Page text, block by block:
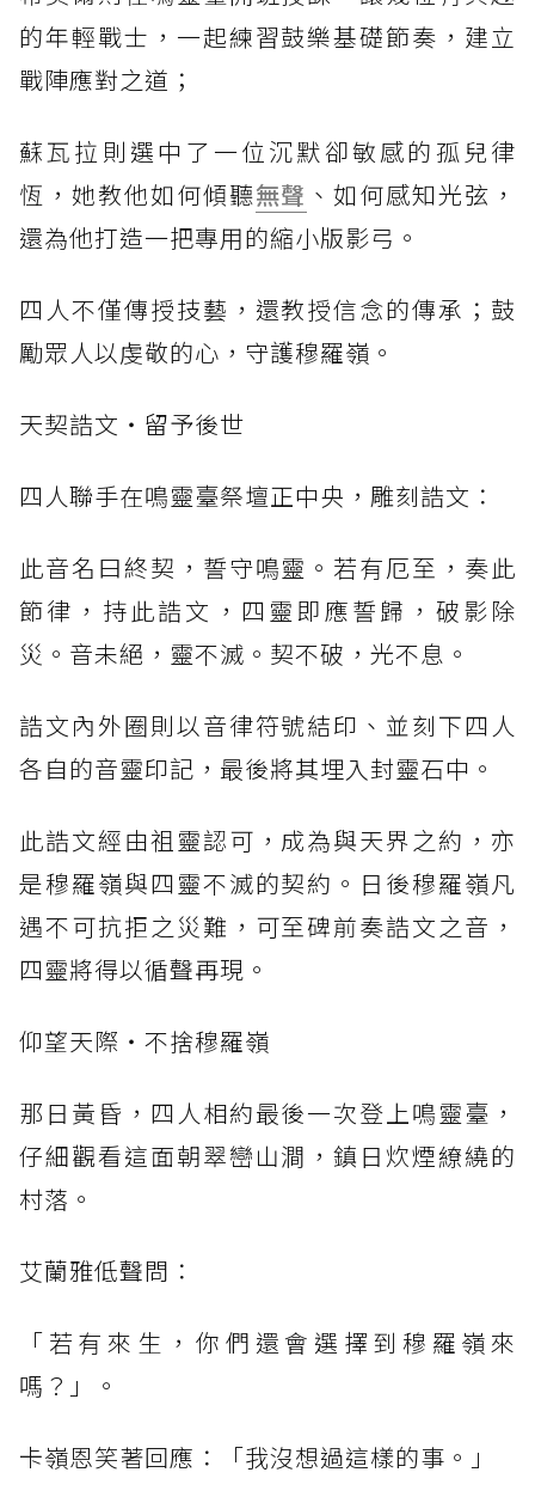
的年輕戰士，一起練習鼓樂基礎節奏，建立
戰陣應對之道；
蘇瓦拉則選中了一位沉默卻敏感的孤兒律
恆，她教他如何傾聽無聲 、如何感知光弦，
還為他打造一把專用的縮小版影弓。
四人不僅傳授技藝，還教授信念的傳承；鼓
勵眾人以虔敬的心，守護穆羅嶺。
天契誥文‧留予後世
四人聯手在鳴靈臺祭壇正中央，雕刻誥文：
此音名曰終契，誓守鳴靈。若有厄至，奏此
節律，持此誥文，四靈即應誓歸，破影除
災。音未絕，靈不滅。契不破，光不息。
誥文內外圈則以音律符號結印、並刻下四人
各自的音靈印記，最後將其埋入封靈石中。
此誥文經由祖靈認可，成為與天界之約，亦
是穆羅嶺與四靈不滅的契約。日後穆羅嶺凡
遇不可抗拒之災難，可至碑前奏誥文之音，
四靈將得以循聲再現。
仰望天際‧不捨穆羅嶺
那日黃昏，四人相約最後一次登上鳴靈臺，
仔細觀看這面朝翠巒山澗，鎮日炊煙繚繞的
村落。
艾蘭雅低聲問：
「若有來生，你們還會選擇到穆羅嶺來
嗎？」。
卡嶺恩笑著回應：「我沒想過這樣的事。」